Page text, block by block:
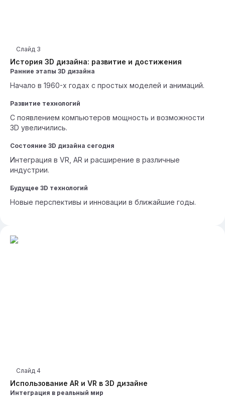
История 3D дизайна: развитие и достижения
Слайд 3
Ранние этапы 3D дизайна
Начало в 1960-х годах с простых моделей и анимаций.
Развитие технологий
С появлением компьютеров мощность и возможности
3D увеличились.
Состояние 3D дизайна сегодня
Интеграция в VR, AR и расширение в различные
индустрии.
Будущее 3D технологий
Новые перспективы и инновации в ближайшие годы.
Использование AR и VR в 3D дизайне
Слайд 4
Интеграция в реальный мир